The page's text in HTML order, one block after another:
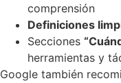
comprensión
Definiciones
Secciones
herramientas y
Google también